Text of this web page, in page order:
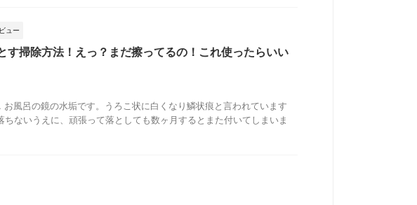
ュー
す掃除方法！えっ？まだ擦ってるの！これ使ったらいい
風呂の鏡の水垢です。うろこ状に白くなり鱗状痕と言われています
ちないうえに、頑張って落としても数ヶ月するとまた付いてしまいま